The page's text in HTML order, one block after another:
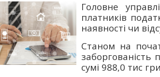
Головне
платників
наявності чи
Станом на
заборгованість
сумі 988,0 тис